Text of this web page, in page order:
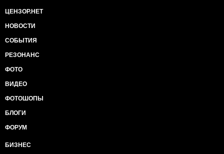
ЦЕНЗОР.НЕТ
НОВОСТИ
СОБЫТИЯ
РЕЗОНАНС
ФОТО
ВИДЕО
ФОТОШОПЫ
БЛОГИ
ФОРУМ
БИЗНЕС